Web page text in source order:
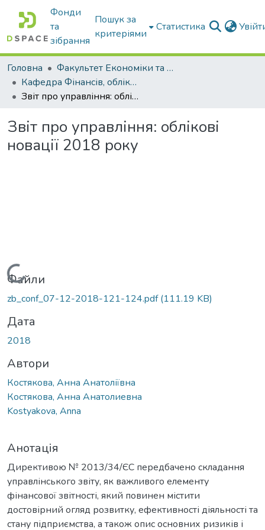
Фонди
та
зібрання
Пошук за
критеріями
Статистика
Головна
Факультет Економіки та бізнесу
Кафедра Фінансів, обліку і оподаткування
Звіт про управління: облікові новації 2018 року
Звіт про управління: облікові
новації 2018 року
Вантажиться...
Файли
zb_conf_07-12-2018-121-124.pdf(111.19 KB)
Дата
2018
Автори
Костякова, Анна Анатоліївна
Костякова, Анна Анатолиевна
Kostyakova, Anna
Анотація
Директивою № 2013/34/ЄС передбачено складання
управлінського звіту, як важливого елементу
фінансової звітності, який повинен містити
достовірний огляд розвитку, ефективності діяльності та
стану підприємства, а також опис основних ризиків і